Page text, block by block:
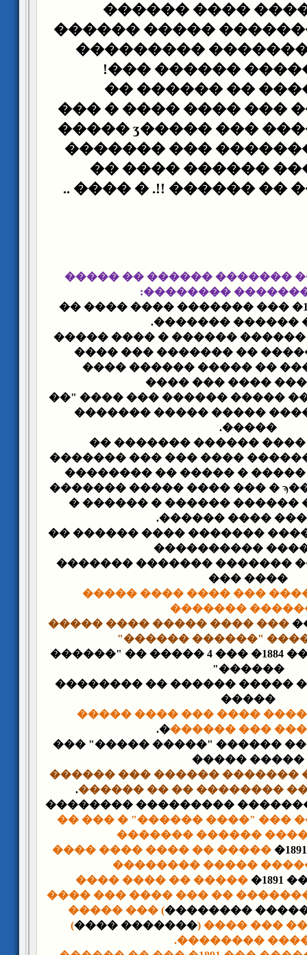
������ɡ ������� ����
�������� ��������
�����. �� ��
���� �����
� ����� �������
����� ������ ���
������� ������ ��� �����ӡ �����
���� ����� �������
��� ��� ������
���� ������� ��
���� ���� ���� �������
���� �������
- �� ��� 1839 ��1840� ��� ������� ���� ���� ��
���� ������
- �� ��� 1846� ��� ������ ������ �
��� �� ���� ����� ��
- �� ��� 1850� ��� �� ����� ������
������� ���� ���
- �� ��� 1857� ��� �� ����� ������ ���
��� ���" ������� �����
�����.
- �� ��� 1857� ���� ������ �������
��������� ��������� ����
��������� �� ����� �
������ ���� ����ϡ � ��� ���� ����� �������
�� �������� � ������
������ ����
- �� ��� 1864� �� ����� ������� ����
�������
- �� ��� 1868� ���� ������� �������
���� ���
���� ��� ���� ����
�������
��� ���� ����� ���� �����
������ ����
- ��� ��� 1879� � ��� 1884� ��� 4 ����� �� "������
������"
- �� ��� 1884� ���� ����� ������ ��
�����
����� ���� ��� ����
������ ���
�.
- �� ��� 1888� ��� �� ������ "�����
����� �����
���� ������� ������ ���
������ ������ ��������
.
���� ��� "���� ������" �
���� �� ���� ������
����� �� ���� ���� ����
����� ������ �����
-
����� �� ���� ����
������ ����� �������� ��
�����
) ��� �����
������� ����
)
�����